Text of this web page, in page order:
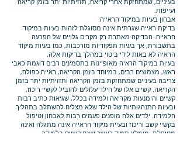
ועייפות.
אבחון בעיות במיקוד הראייה
בדיקת ראייה שגרתית אינה מסוגלת לזהות בעיות במיקוד
הראייה. הבדיקה מאתרת רק מקרים גלויים של הפרעה
בתשבורת, אך בעיות תפקודיות מורכבות, כמו בעיות מיקוד
הראיה לא באות לידי ביטוי במהלך בדיקות אלה.
בעיות במיקוד הראיה מאופיינות בתסמינים רבים דוגמת כאבי
ראש, מצמוצים רבים, במיוחד בזמן הקריאה, ראייה כפולה,
צריבה בעיניים שמתחזקת בזמן הקריאה ותזזיתיות יתר בזמן
הקריאה. קשיים אלו של הילד עלולים להוביל לקשיי ריכוז,
קשיים והימנעות מקריאה ולמידה בכלל, שגיאות כתיב רבות
ובעיות התנהגותיות של הילד שלא מצליח להשתלב בתהליך
הלמידה. ילדים אלה מופנים פעמים רבות לאבחון וטיפול
בקשיי קשב וריכוז ובעיית מיקוד הראייה אינה מתגלה ואינה
מטופלת. מומלץ תמיד כאשר ישנם קשיים בלמידה